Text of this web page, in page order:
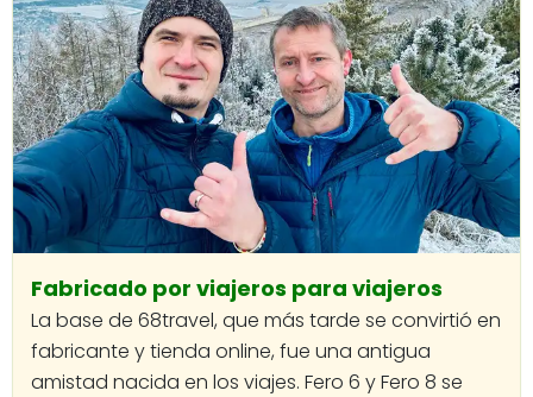
Fabricado por viajeros para viajeros
La base de 68travel, que más tarde se convirtió en
fabricante y tienda online, fue una antigua
amistad nacida en los viajes. Fero 6 y Fero 8 se